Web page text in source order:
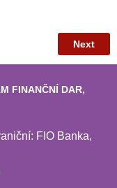
Next
FINANČNÍ DAR,
FIO Banka,